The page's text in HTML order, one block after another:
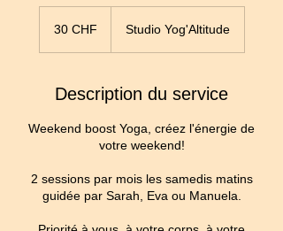
suisses
30 CHF Studio Yog'Altitude
Description du service
Weekend boost Yoga, créez l'énergie de
votre weekend!
2 sessions par mois les samedis matins
guidée par Sarah, Eva ou Manuela.